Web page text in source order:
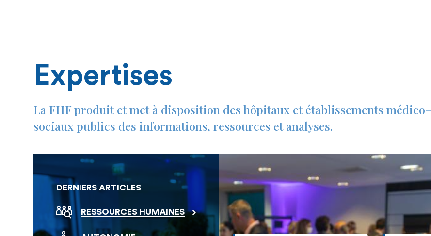
Expertises
La FHF produit et met à disposition des hôpitaux et établissements médico-
sociaux publics des informations, ressources et analyses.
DERNIERS ARTICLES
RESSOURCES HUMAINES